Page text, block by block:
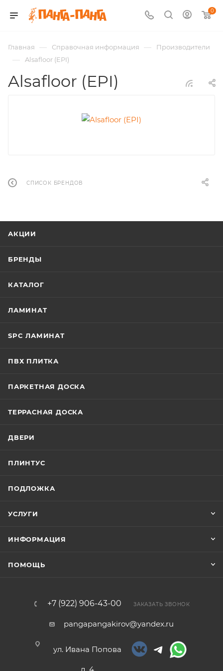
0
Главная — Справочная информация — Производители
— Alsafloor (EPI)
Alsafloor (EPI)
СПИСОК БРЕНДОВ
АКЦИИ
БРЕНДЫ
КАТАЛОГ
ЛАМИНАТ
SPC ЛАМИНАТ
ПВХ ПЛИТКА
ПАРКЕТНАЯ ДОСКА
ТЕРРАСНАЯ ДОСКА
ДВЕРИ
ПЛИНТУС
ПОДЛОЖКА
УСЛУГИ
ИНФОРМАЦИЯ
ПОМОЩЬ
+7 (922) 906-43-00 ЗАКАЗАТЬ ЗВОНОК
pangapangakirov@yandex.ru
ул. Ивана Попова